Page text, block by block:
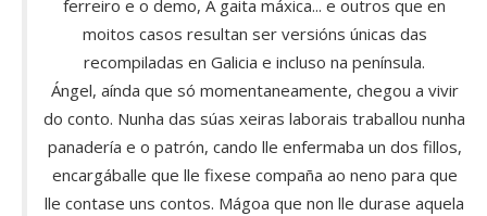
ferreiro e o demo, A gaita máxica... e outros que en
moitos casos resultan ser versións únicas das
recompiladas en Galicia e incluso na península.
Ángel, aínda que só momentaneamente, chegou a vivir
do conto. Nunha das súas xeiras laborais traballou nunha
panadería e o patrón, cando lle enfermaba un dos fillos,
encargáballe que lle fixese compaña ao neno para que
lle contase uns contos. Mágoa que non lle durase aquela